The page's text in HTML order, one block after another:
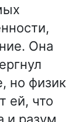
Она
но физик
ей, что